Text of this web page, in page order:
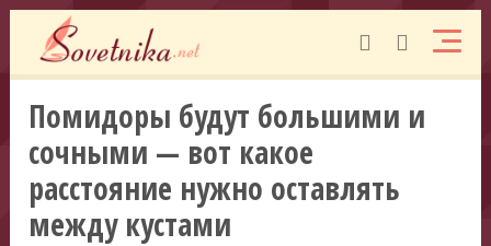
Помидоры будут большими и
сочными — вот какое
расстояние нужно оставлять
между кустами